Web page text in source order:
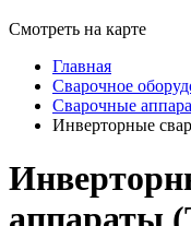
Смотреть на карте
Главная
Сварочное
Сварочные
Инверторные